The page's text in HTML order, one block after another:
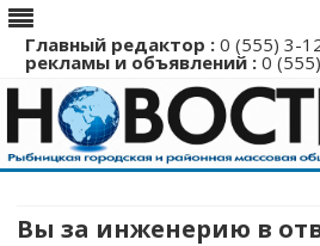
Главный редактор : 0 (555)
рекламы и объявлений : 0
Вы за инженерию в